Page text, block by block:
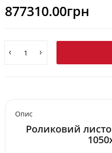
877310.00грн
Опис
Роликовий